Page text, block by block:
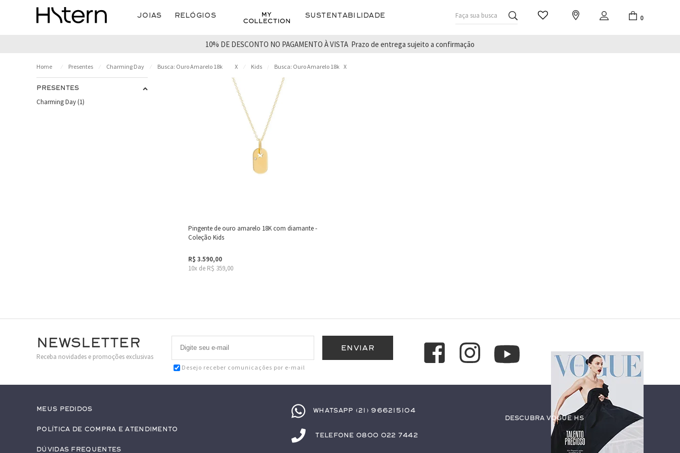
Joias Relógios Sustentabilidade Faça sua busca 0
10% DE DESCONTO NO PAGAMENTO À VISTA Prazo de entrega sujeito a confirmação
Presentes Charming Day Busca: Ouro Amarelo 18k X Kids Busca: Ouro Amarelo 18k X
PRESENTES
Charming Day (1)
Pingente de ouro amarelo 18K com diamante -
Coleção Kids
R$ 3.590,00
10x de R$ 359,00
Newsletter
Receba novidades e promoções exclusivas
Desejo receber comunicações por e-mail
Meus pedidos
Política de Compra e Atendimento
Dúvidas Frequentes
Whatsapp (21) 966215104
Telefone 0800 022 7442
Descubra Vogue HS